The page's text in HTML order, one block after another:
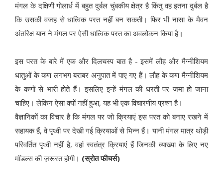
मंगल के दक्षिणी गोलार्ध में बहुत दुर्बल चुंबकीय क्षेत्र है किंतु वह इतना दुर्बल है
कि उसकी वजह से धात्विक परत नहीं बन सकती। फिर भी नासा के मैवन
अंतरिक्ष यान ने मंगल पर ऐसी धात्विक परत का अवलोकन किया है।
इस परत के बारे में एक और दिलचस्प बात है - इसमें लौह और मैग्नीशियम
धातुओं के कण लगभग बराबर अनुपात में पाए गए हैं। लौह के कण मैग्नीशियम
के कणों से भारी होते हैं। इसलिए इन्हें मंगल की धरती पर जमा हो जाना
चाहिए। लेकिन ऐसा क्यों नहीं हुआ, यह भी एक विचारणीय प्रश्न है।
वैज्ञानिकों का विचार है कि मंगल पर जो क्रियाएं इस परत को बनाए रखने में
सहायक हैं, वे पृथ्वी पर देखी गई क्रियाओं से भिन्न हैं। यानी मंगल मात्र थोड़ी
परिवर्तित पृथ्वी नहीं है, वहां स्वतंत्र क्रियाएं हैं जिनकी व्याख्या के लिए नए
मॉडल्स की ज़रूरत होगी। (स्रोत फीचर्स)